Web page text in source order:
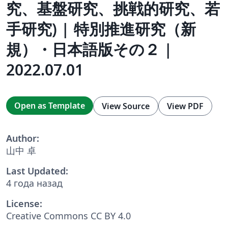
究、基盤研究、挑戦的研究、若
手研究) | 特別推進研究（新
規）・日本語版その２ |
2022.07.01
Open as Template View Source View PDF
Author:
山中 卓
Last Updated:
4 года назад
License:
Creative Commons CC BY 4.0